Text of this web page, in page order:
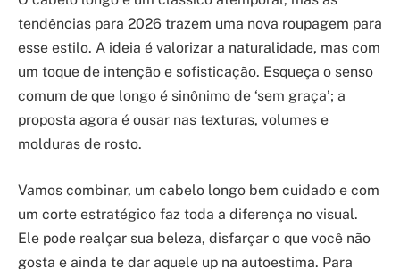
tendências para 2026 trazem uma nova roupagem para
esse estilo. A ideia é valorizar a naturalidade, mas com
um toque de intenção e sofisticação. Esqueça o senso
comum de que longo é sinônimo de ‘sem graça’; a
proposta agora é ousar nas texturas, volumes e
molduras de rosto.
Vamos combinar, um cabelo longo bem cuidado e com
um corte estratégico faz toda a diferença no visual.
Ele pode realçar sua beleza, disfarçar o que você não
gosta e ainda te dar aquele up na autoestima. Para